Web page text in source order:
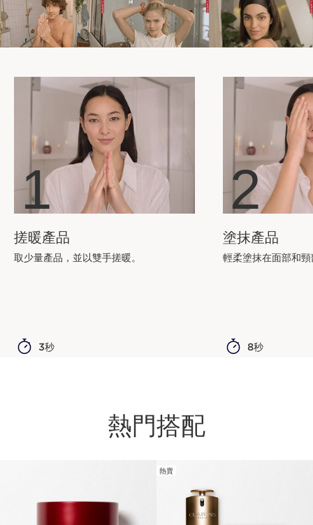
1
搓暖產品
取少量產品，並以雙手搓暖。
3秒
2
塗抹產品
輕柔塗抹在面部和頸
8秒
熱門搭配
熱賣